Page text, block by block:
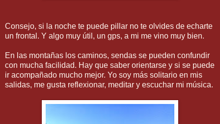
Consejo, si la noche te puede pillar no te olvides de echarte
un frontal. Y algo muy útil, un gps, a mi me vino muy bien.
En las montañas los caminos, sendas se pueden confundir
con mucha facilidad. Hay que saber orientarse y si se puede
ir acompañado mucho mejor. Yo soy más solitario en mis
salidas, me gusta reflexionar, meditar y escuchar mi música.